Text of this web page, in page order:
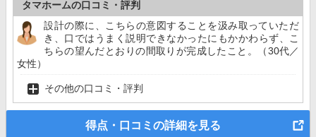
タマホームの口コミ・評判
設計の際に、こちらの意図することを汲み取っていただ
き、口ではうまく説明できなかったにもかかわらず、こ
ちらの望んだとおりの間取りが完成したこと。（30代／
女性）
その他の口コミ・評判
得点・口コミの詳細を見る